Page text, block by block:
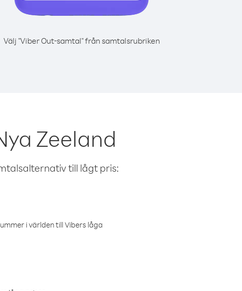
Välj "Viber Out-samtal" från samtalsrubriken
Zeeland
till lågt pris:
i världen till Vibers låga